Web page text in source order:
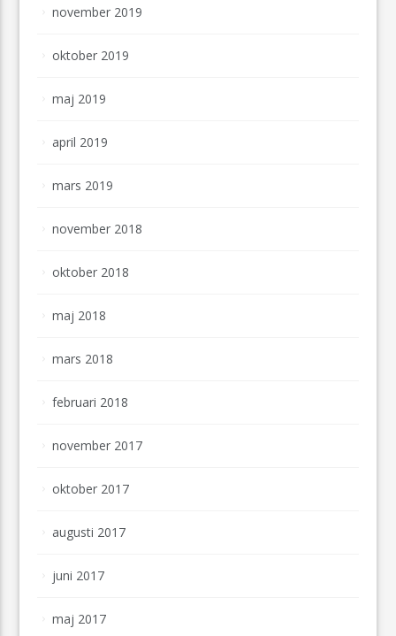
november 2019
oktober 2019
maj 2019
april 2019
mars 2019
november 2018
oktober 2018
maj 2018
mars 2018
februari 2018
november 2017
oktober 2017
augusti 2017
juni 2017
maj 2017